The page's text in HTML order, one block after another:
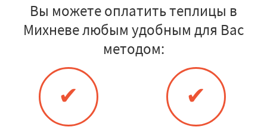
Вы можете оплатить теплицы в
Михневе любым удобным для Вас
методом:
✔ ✔